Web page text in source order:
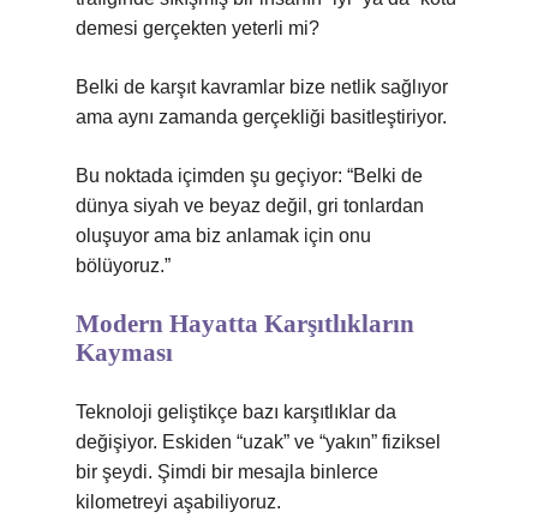
demesi gerçekten yeterli mi?
Belki de karşıt kavramlar bize netlik sağlıyor
ama aynı zamanda gerçekliği basitleştiriyor.
Bu noktada içimden şu geçiyor: “Belki de
dünya siyah ve beyaz değil, gri tonlardan
oluşuyor ama biz anlamak için onu
bölüyoruz.”
Modern Hayatta Karşıtlıkların
Kayması
Teknoloji geliştikçe bazı karşıtlıklar da
değişiyor. Eskiden “uzak” ve “yakın” fiziksel
bir şeydi. Şimdi bir mesajla binlerce
kilometreyi aşabiliyoruz.